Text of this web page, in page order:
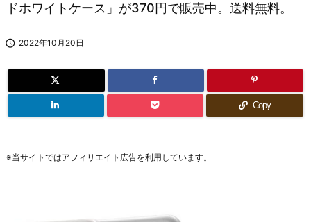

ドホワイトケース」が370円で販売中。送料無料。
 2022年10月20日
Copy
※当サイトではアフィリエイト広告を利用しています。